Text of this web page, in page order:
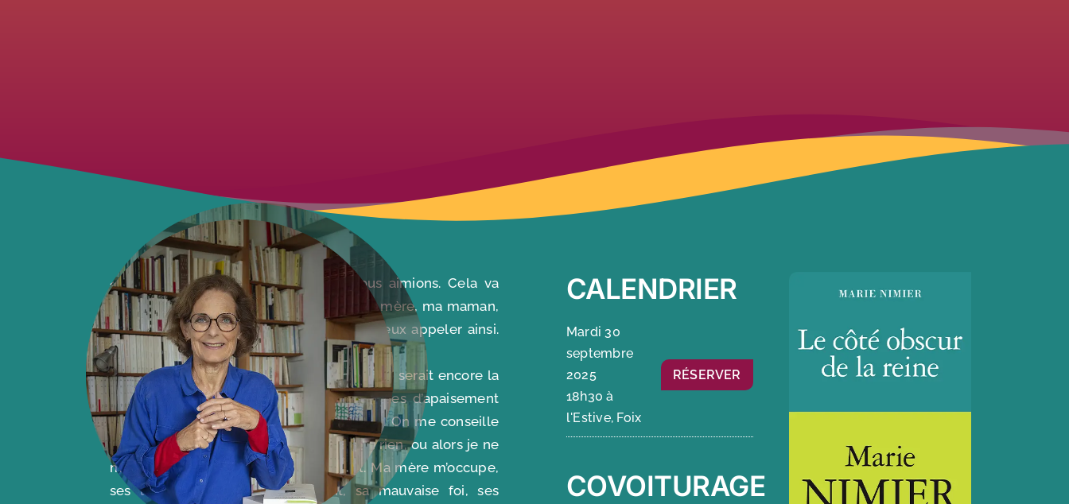
« Comme je l’aimais, comme nous nous aimions. Cela va
sans dire, et l’écrire me serre le cœur. Ma mère, ma maman,
il n’y a qu’une femme au monde que je peux appeler ainsi.
Quel dommage. Quel gâchis.
Je ne lui en veux pas, non, lui en vouloir, ce serait encore la
vouloir. Encore rester accrochée. Les gestes d’apaisement
dictés par la raison me coûtent mes nuits. On me conseille
de me blinder, mais me blinder ne sert à rien, ou alors je ne
me blinde pas où il faut, comme il faut. Ma mère m’occupe,
ses lamentations me submergent, sa mauvaise foi, ses
CALENDRIER
Mardi 30
septembre
2025
18h30 à
l'Estive, Foix
RÉSERVER
COVOITURAGE